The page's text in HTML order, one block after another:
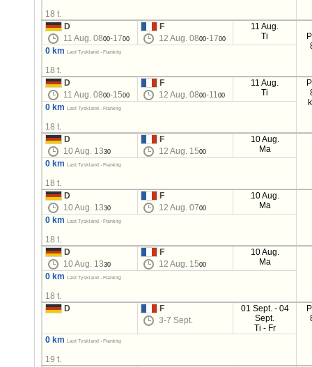
18 t.
D
11 Aug. 0800-1700
F
12 Aug. 0800-1700
11 Aug.
Ti
0 km Last Tyskland - Frankrig
18 t.
D
11 Aug. 0800-1500
F
12 Aug. 0800-1100
11 Aug.
Ti
0 km Last Tyskland - Frankrig
18 t.
D
10 Aug. 1330
F
12 Aug. 1500
10 Aug.
Ma
0 km
Last Tyskland - Frankrig
18 t.
D
10 Aug. 1330
F
12 Aug. 0700
10 Aug.
Ma
0 km
Last Tyskland - Frankrig
18 t.
D
10 Aug. 1330
F
12 Aug. 1500
10 Aug.
Ma
0 km
Last Tyskland - Frankrig
18 t.
D
F
3-7 Sept.
01 Sept. - 04
Sept.
Ti - Fr
0 km Last Tyskland - Frankrig
19 t.